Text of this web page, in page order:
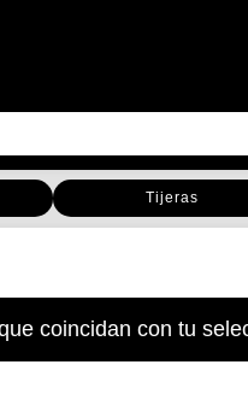
Tijeras
coincidan con tu